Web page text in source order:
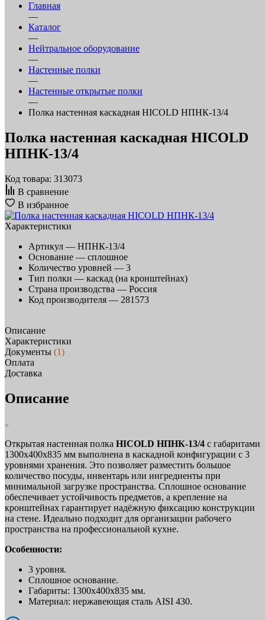
Главная
—
Каталог
—
Нейтральное оборудование
—
Настенные полки
—
Настенные открытые полки
—
Полка настенная каскадная HICOLD НПНК-13/4
Полка настенная каскадная HICOLD
НПНК-13/4
Код товара: 313073
В сравнение
В избранное
Характеристики
Артикул — НПНК-13/4
Основание — сплошное
Количество уровней — 3
Тип полки — каскад (на кронштейнах)
Страна производства — Россия
Код производителя — 281573
Описание
Характеристики
Документы (1)
Оплата
Доставка
Описание
Открытая настенная полка HICOLD НПНК-13/4 с габаритами
1300х400х835 мм выполнена в каскадной конфигурации с 3
уровнями хранения. Это позволяет разместить большое
количество посуды, инвентарь или ингредиенты при
минимальной загрузке пространства. Сплошное основание
обеспечивает устойчивость предметов, а крепление на
кронштейнах гарантирует надёжную фиксацию конструкции
на стене. Идеально подходит для организации рабочего
пространства на профессиональной кухне.
Особенности:
3 уровня.
Сплошное основание.
Габариты: 1300х400х835 мм.
Материал: нержавеющая сталь AISI 430.